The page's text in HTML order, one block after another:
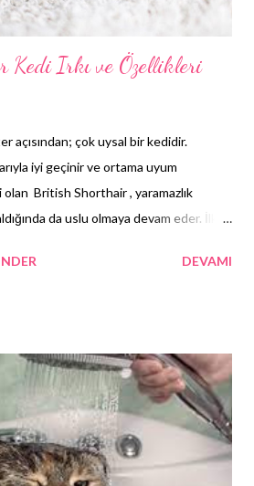
Kedi Irkı ve Özellikleri
açısından; çok uysal bir kedidir.
iyi geçinir ve ortama uyum
British Shorthair , yaramazlık
da uslu olmaya devam eder. İlk
Fakat diğer kedi cinslerinin aksine,
Ya bebekliğinden itibaren muntazam
da pes edebilirsiniz. Uyumlu ve dayanıklı
tam anlamıyla bir şehir kedisidir.
iyidir çünkü sabırlı ve toleranslı bir
ve tırmalama eğilimi gösterirler. Ev içi
DEVAMI